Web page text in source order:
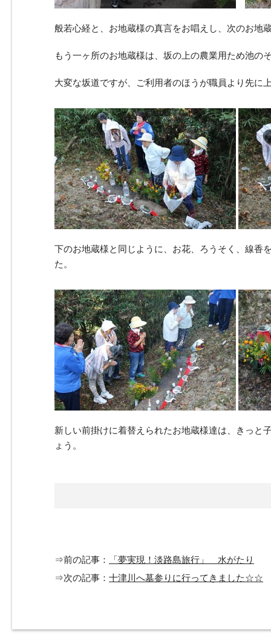
般若心経と、お地蔵様の真言をお唱えし、次のお地
もう一ヶ所のお地蔵様は、坂の上の農業用ため池の
大変な坂道ですが、ご利用者のほうが職員より先に
下のお地蔵様と同じように、お花、ろうそく、線香
た。
新しい前掛けに着替えられたお地蔵様達は、きっと
ょう。
⇒前の記事：
「夢実現！淡路島旅行」 水がたり
⇒次の記事： 十津川へ墓参りに行ってきました☆☆